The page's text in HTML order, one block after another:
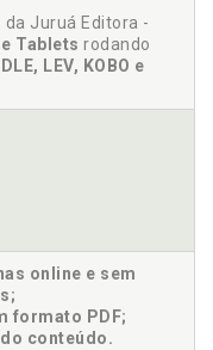
p. 7
p. 11
p. 127
históricos e
p. 35
adoções intuitu
Juruá Editora -
Tablets rodando
LEV, KOBO e
online e sem
formato PDF;
conteúdo.